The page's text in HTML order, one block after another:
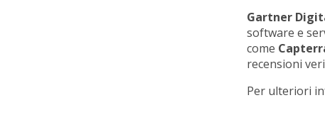
Gartner
software e
come
recensioni
Per ulteriori